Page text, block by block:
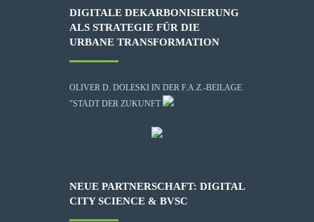
DIGITALE DEKARBONISIERUNG
ALS STRATEGIE FÜR DIE
URBANE TRANSFORMATION
OLIVER D. DOLESKI IN DER F.A.Z.-BEILAGE
"STADT DER ZUKUNFT
NEUE PARTNERSCHAFT: DIGITAL
CITY SCIENCE & BVSC